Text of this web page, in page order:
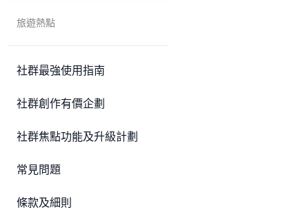
旅遊熱點
社群最強使用指南
社群創作有價企劃
社群焦點功能及升級計劃
常見問題
條款及細則